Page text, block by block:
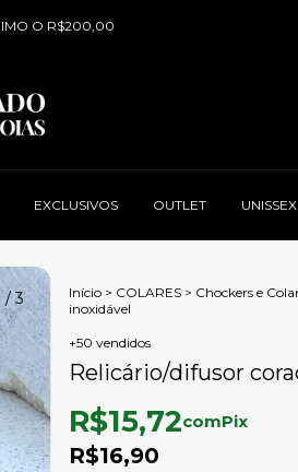
O R$200,00
EXCLUSIVOS OUTLET UNISSEX
/3 Início > COLARES > Chockers e
inoxidável
+50 vendidos
Relicário/difusor
R$16,90
R$15,72comPix